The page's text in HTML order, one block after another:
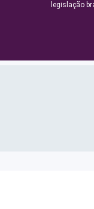
legislação